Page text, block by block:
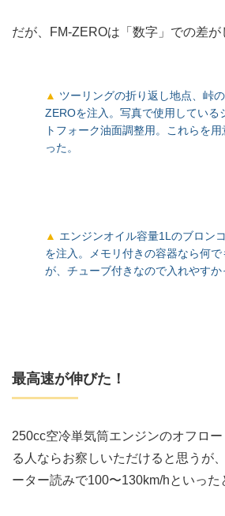
だが、FM-ZEROは「数字」での差が
ツーリングの折り返し地点、峠
ZEROを注入。写真で使用している
トフォーク油面調整用。これらを
った。
エンジンオイル容量1Lのブロン
を注入。メモリ付きの容器なら何
が、チューブ付きなので入れやすか
最高速が伸びた！
250cc空冷単気筒エンジンのオフロ
る人ならお察しいただけると思うが
ーター読みで100〜130km/hといった